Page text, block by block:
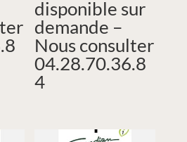
disponible sur
demande –
Nous consulter
04.28.70.36.8
4